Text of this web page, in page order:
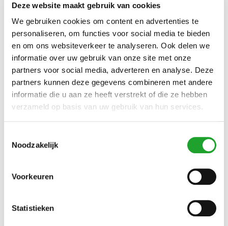
Deze website maakt gebruik van cookies
We gebruiken cookies om content en advertenties te
personaliseren, om functies voor social media te bieden
en om ons websiteverkeer te analyseren. Ook delen we
informatie over uw gebruik van onze site met onze
partners voor social media, adverteren en analyse. Deze
partners kunnen deze gegevens combineren met andere
informatie die u aan ze heeft verstrekt of die ze hebben
verzameld op basis van uw gebruik van hun services.
Noodzakelijk
Voorkeuren
Statistieken
Met de Olympos Gym app kun je:
Kant en klare trainingsschema’s gebruiken
Zelf trainingsschema’s samenstellen
Je dagelijkse sportprestaties bijhouden en delen
Je gegevens en progressie bijhouden
Talrijke oefeningen bekijken in 3D voor een juiste
uitvoering.
Tips en informatie ontvangen van je fitness trainer
Meer dan 150 achievements verdienen
gym app want zoals je weet: als je fit bent , denk je beter!
een Olympos gym account nodig. Deze kun je aanvragen bij
Olympos Gym app pro!
Je kunt je op de Olympos gym app ook laten aanmelden als